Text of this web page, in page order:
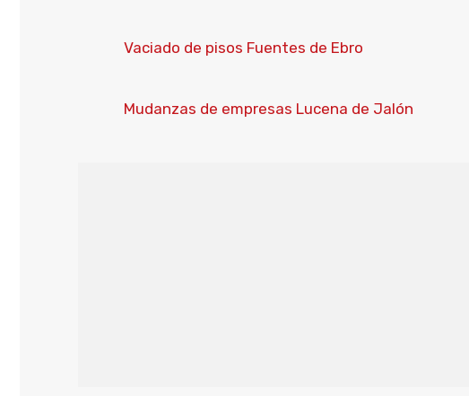
Vaciado de pisos Fuentes de Ebro
Mudanzas de empresas Lucena de Jalón